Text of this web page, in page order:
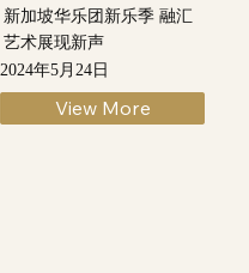
新加坡华乐团新乐季 融汇
艺术展现新声
2024年5月24日
View More